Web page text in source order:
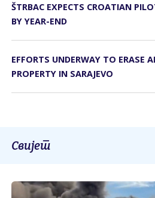
ŠTRBAC EXPECTS CROATIAN
BY YEAR-END
EFFORTS UNDERWAY TO ERASE
PROPERTY IN SARAJEVO
Свијет